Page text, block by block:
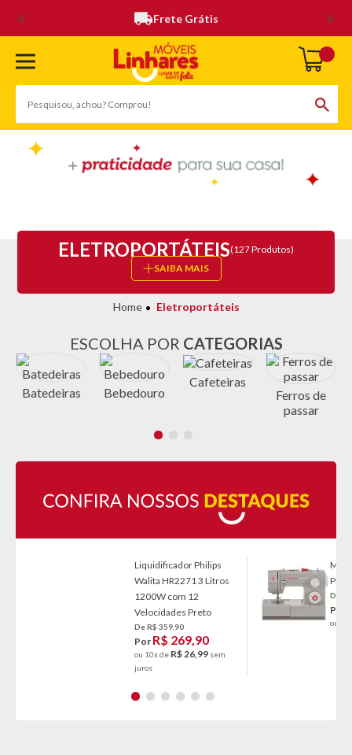
Frete Grátis
ELETROPORTÁTEIS(127 Produtos)
SAIBA MAIS
Eletroportáteis
ESCOLHA POR CATEGORIAS
Batedeiras Bebedouro
Cafeteiras
Ferros de
passar
Liquidificador Philips
Walita HR2271 3 Litros
1200W com 12
Velocidades Preto
De R$ 359,90
Por R$ 269,90
ou 10x de R$ 26,99 sem
juros
Pro
De
Por
ou